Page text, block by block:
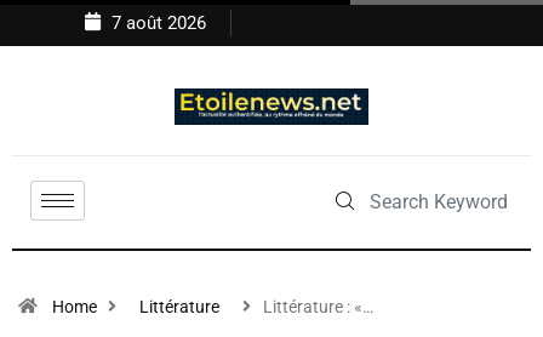
7 août 2026
Home Littérature Littérature : «…